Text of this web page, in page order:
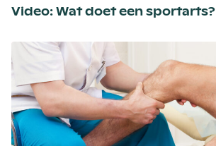
Video: Wat doet een sportarts?